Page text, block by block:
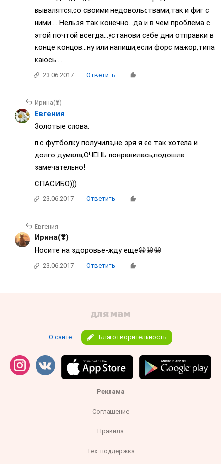
вывалятся,со своими недовольствами,так и фиг с
ними.... Нельзя так конечно...да и в чем проблема с
этой почтой всегда...установи себе дни отправки в
конце концов...ну или напиши,если форс мажор,типа
каюсь....
23.06.2017 Ответить
Ирина(❣️)
Евгения
Золотые слова.
п.с футболку получила,не зря я ее так хотела и
долго думала,ОЧЕНЬ понравилась,подошла
замечательно!
СПАСИБО)))
23.06.2017 Ответить
Евгения
Ирина(❣️)
Носите на здоровье-жду еще😀😀😀
23.06.2017 Ответить
О сайте Благотворительность
Реклама
Соглашение
Правила
Тех. поддержка